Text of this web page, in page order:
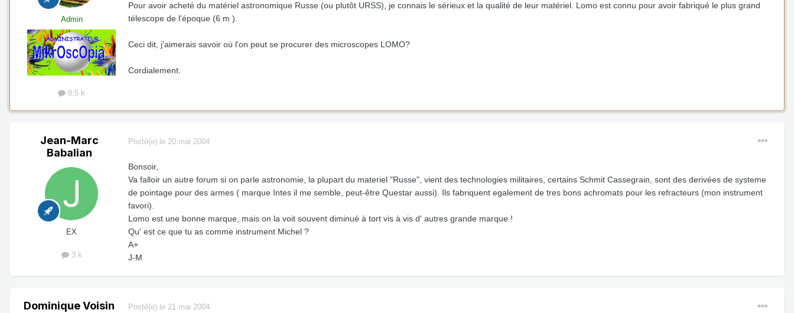
Admin
8,5 k
Pour avoir acheté du matériel astronomique Russe (ou plutôt URSS), je connais le sérieux et la qualité de leur matériel. Lomo est connu pour avoir fabriqué le plus grand
télescope de l'époque (6 m ).
Ceci dit, j'aimerais savoir où l'on peut se procurer des microscopes LOMO?
Cordialement.
Jean-Marc
Babalian
EX
3 k
Posté(e) le 20 mai 2004
Bonsoir,
Va falloir un autre forum si on parle astronomie, la plupart du materiel "Russe", vient des technologies militaires, certains Schmit Cassegrain, sont des derivées de systeme
de pointage pour des armes ( marque Intes il me semble, peut-être Questar aussi). Ils fabriquent egalement de tres bons achromats pour les refracteurs (mon instrument
favori).
Lomo est une bonne marque, mais on la voit souvent diminué à tort vis à vis d' autres grande marque !
Qu' est ce que tu as comme instrument Michel ?
A+
J-M
Dominique Voisin Posté(e) le 21 mai 2004